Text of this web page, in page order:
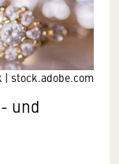
| stock.adobe.com
und